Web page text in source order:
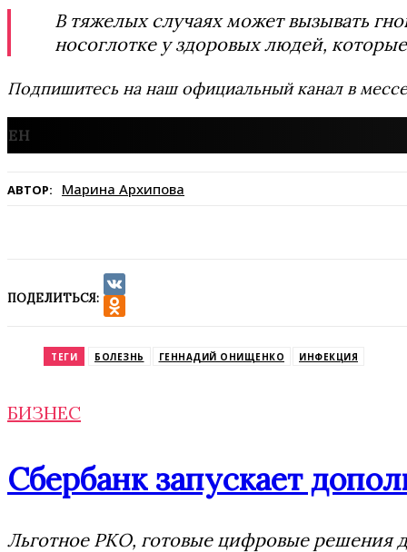
В тяжелых случаях может вызывать
носоглотке у здоровых людей,
Подпишитесь на наш официальный канал в
АВТОР: Марина Архипова
ПОДЕЛИТЬСЯ:
VK
ТЕГИ БОЛЕЗНЬ ГЕННАДИЙ ОНИЩЕНКО ИНФЕКЦИЯ
БИЗНЕС
Сбербанк запускает
Льготное РКО, готовые цифровые решения